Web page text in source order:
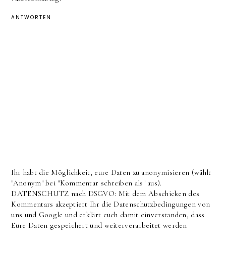
ANTWORTEN
Ihr habt die Möglichkeit, eure Daten zu anonymisieren (wählt
"Anonym" bei "Kommentar schreiben als" aus).
DATENSCHUTZ nach DSGVO: Mit dem Abschicken des
Kommentars akzeptiert Ihr die Datenschutzbedingungen von
uns und Google und erklärt euch damit einverstanden, dass
Eure Daten gespeichert und weiterverarbeitet werden